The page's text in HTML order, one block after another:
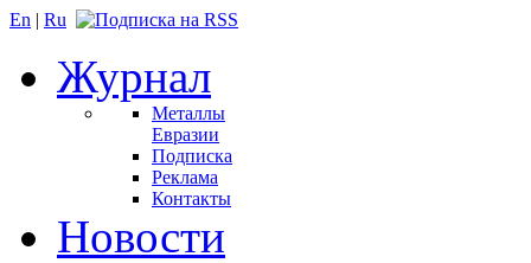
En | Ru
Журнал
Металлы
Евразии
Подписка
Реклама
Контакты
Новости